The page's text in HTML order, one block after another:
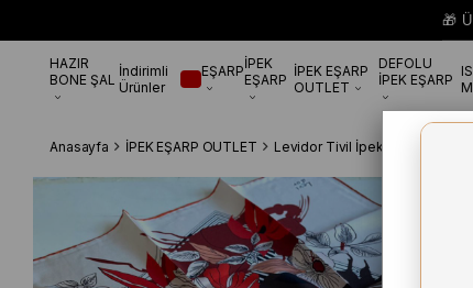
🎁
HAZIR
BONE ŞAL İndirimli
Ürünler
EŞARPİPEK
EŞARP İPEK EŞARP
OUTLET
DEFOLU
İPEK EŞARP
Anasayfa İPEK EŞARP OUTLET Levidor Tivil İpek Eşarp